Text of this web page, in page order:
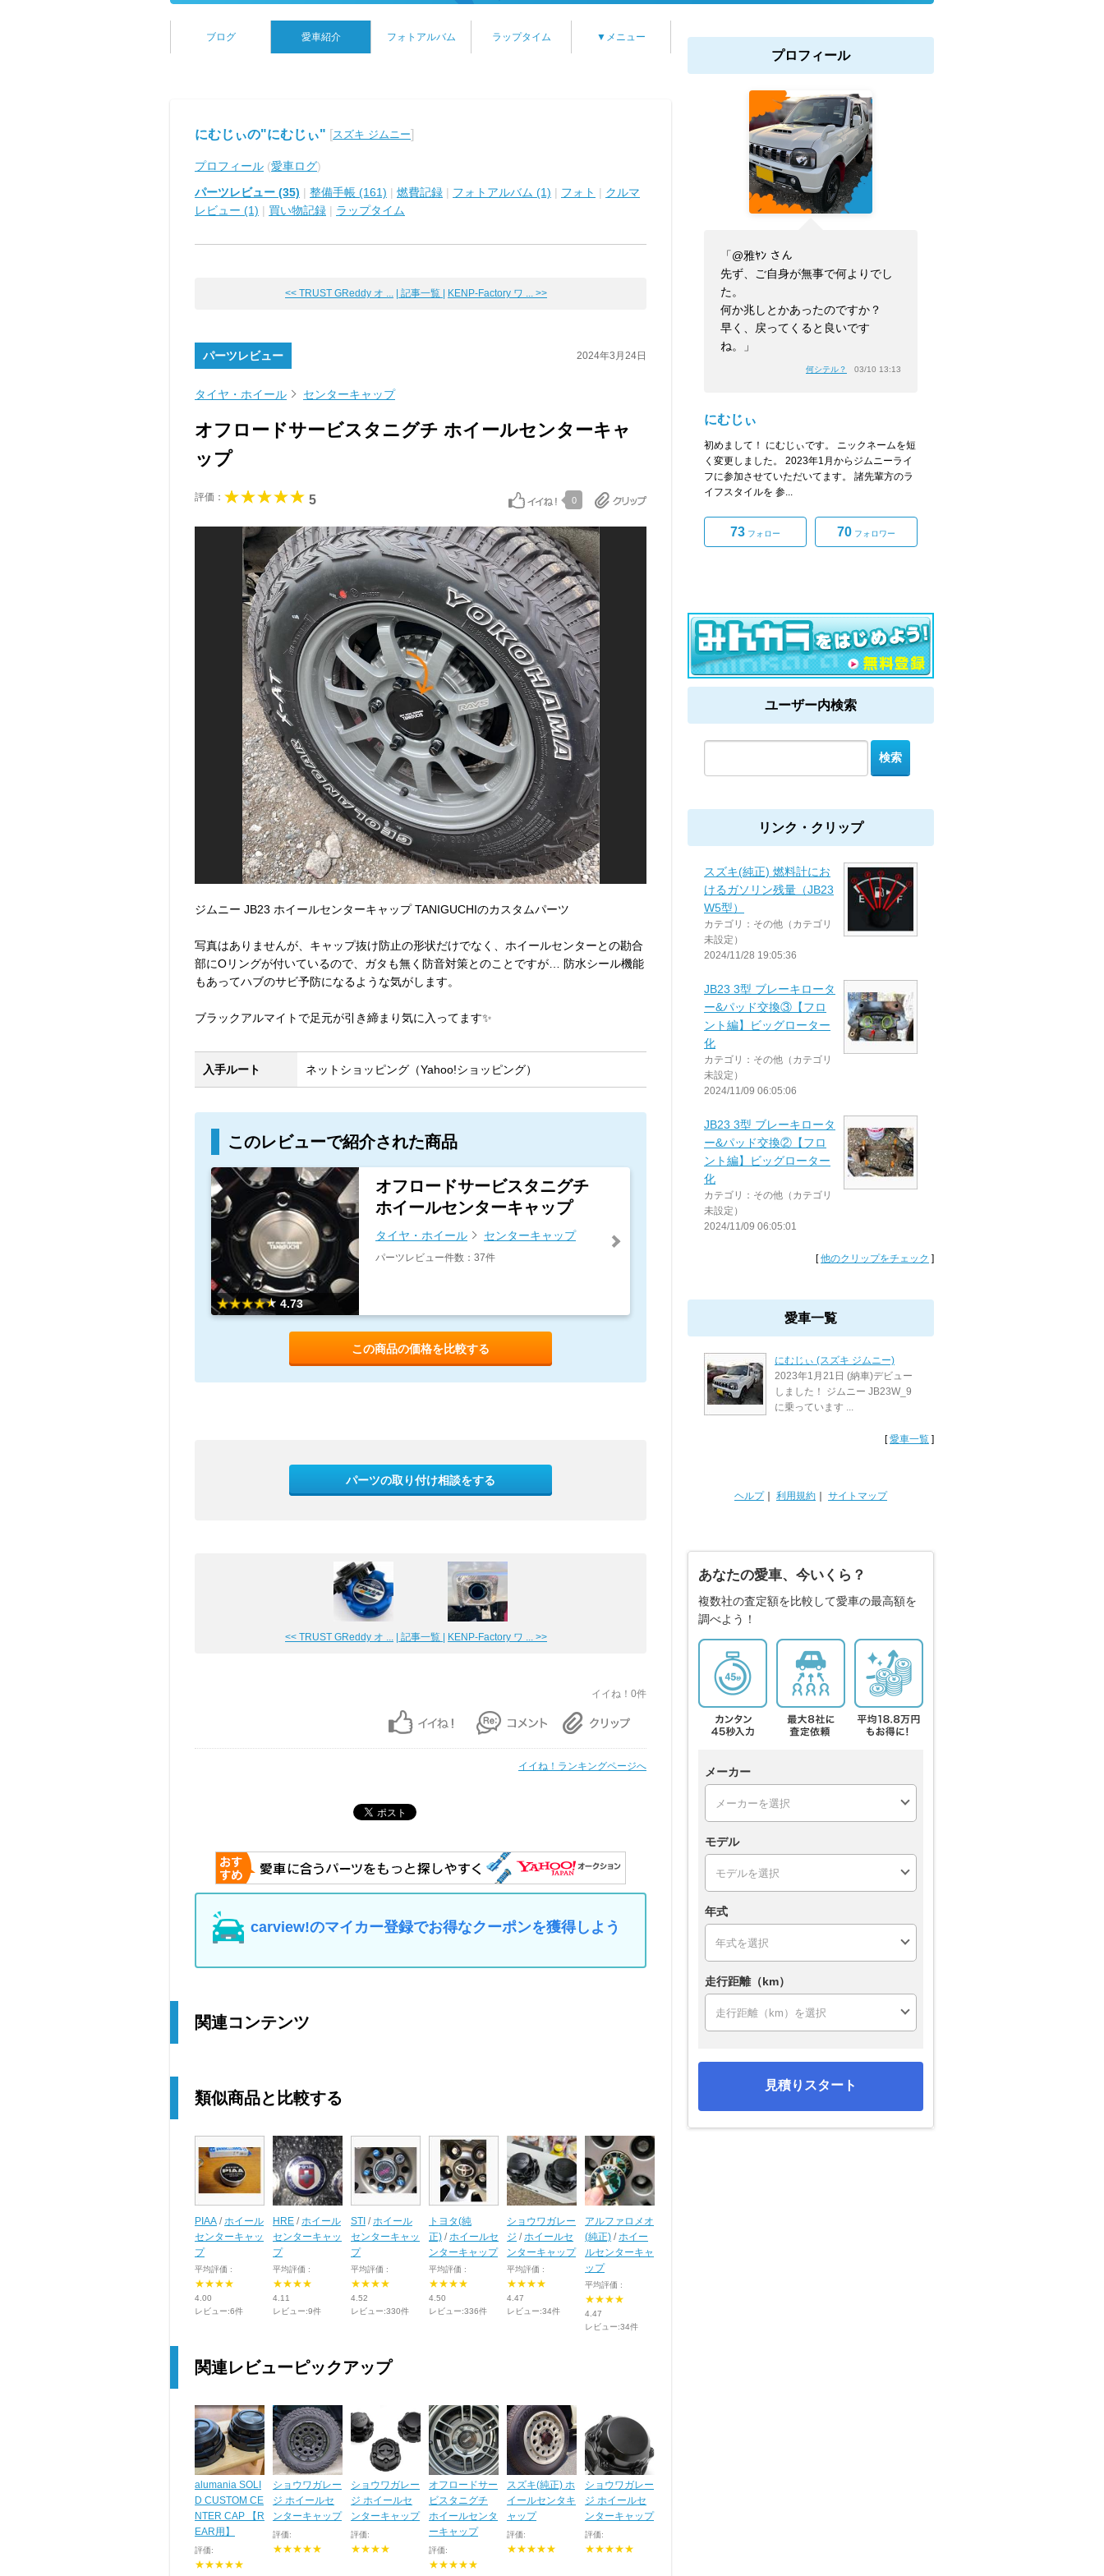
ブログ 愛車紹介 フォトアルバム ラップタイム ▼メニュー
にむじぃの"にむじぃ" [スズキ ジムニー]
プロフィール (愛車ログ)
パーツレビュー (35) | 整備手帳 (161) | 燃費記録 | フォトアルバム (1) | フォト | クルマ
レビュー (1) | 買い物記録 | ラップタイム
<< TRUST GReddy オ ... | 記事一覧 | KENP-Factory ワ ... >>
パーツレビュー 2024年3月24日
タイヤ・ホイール センターキャップ
オフロードサービスタニグチ ホイールセンターキャ
ップ
評価： 5 0
ジムニー JB23 ホイールセンターキャップ TANIGUCHIのカスタムパーツ
写真はありませんが、キャップ抜け防止の形状だけでなく、ホイールセンターとの勘合
部にOリングが付いているので、ガタも無く防音対策とのことですが… 防水シール機能
もあってハブのサビ予防になるような気がします。
ブラックアルマイトで足元が引き締まり気に入ってます✨️
入手ルート ネットショッピング（Yahoo!ショッピング）
このレビューで紹介された商品
4.73
オフロードサービスタニグチ
ホイールセンターキャップ
タイヤ・ホイール センターキャップ
パーツレビュー件数：37件
この商品の価格を比較する
パーツの取り付け相談をする
<< TRUST GReddy オ ... | 記事一覧 | KENP-Factory ワ ... >>
イイね！0件
イイね！ランキングページへ
carview!のマイカー登録でお得なクーポンを獲得しよう
関連コンテンツ
類似商品と比較する
PIAA / ホイール
センターキャッ
プ
平均評価 :
★★★★
4.00
レビュー:6件
HRE / ホイール
センターキャッ
プ
平均評価 :
★★★★
4.11
レビュー:9件
STI / ホイール
センターキャッ
プ
平均評価 :
★★★★
4.52
レビュー:330件
トヨタ(純
正) / ホイールセ
ンターキャップ
平均評価 :
★★★★
4.50
レビュー:336件
ショウワガレー
ジ / ホイールセ
ンターキャップ
平均評価 :
★★★★
4.47
レビュー:34件
アルファロメオ
(純正) / ホイー
ルセンターキャ
ップ
平均評価 :
★★★★
4.47
レビュー:34件
関連レビューピックアップ
alumania SOLI
D CUSTOM CE
NTER CAP 【R
EAR用】
評価:
★★★★★
ショウワガレー
ジ ホイールセ
ンターキャップ
評価:
★★★★★
ショウワガレー
ジ ホイールセ
ンターキャップ
評価:
★★★★
オフロードサー
ビスタニグチ
ホイールセンタ
ーキャップ
評価:
★★★★★
スズキ(純正) ホ
イールセンタキ
ャップ
評価:
★★★★★
ショウワガレー
ジ ホイールセ
ンターキャップ
評価:
★★★★★
プロフィール
「@雅ﾔﾝ さん
先ず、ご自身が無事で何よりでし
た。
何か兆しとかあったのですか？
早く、戻ってくると良いです
ね。」
何シテル？ 03/10 13:13
にむじぃ
初めまして！ にむじぃです。 ニックネームを短
く変更しました。 2023年1月からジムニーライ
フに参加させていただいてます。 諸先輩方のラ
イフスタイルを 参...
73 フォロー 70 フォロワー
ユーザー内検索
リンク・クリップ
スズキ(純正) 燃料計にお
けるガソリン残量（JB23
W5型）
カテゴリ：その他（カテゴリ
未設定）
2024/11/28 19:05:36
JB23 3型 ブレーキロータ
ー&パッド交換③【フロ
ント編】ビッグローター
化
カテゴリ：その他（カテゴリ
未設定）
2024/11/09 06:05:06
JB23 3型 ブレーキロータ
ー&パッド交換②【フロ
ント編】ビッグローター
化
カテゴリ：その他（カテゴリ
未設定）
2024/11/09 06:05:01
[他のクリップをチェック ]
愛車一覧
にむじぃ (スズキ ジムニー)
2023年1月21日 (納車)デビュー
しました！ ジムニー JB23W_9
に乗っています ...
[愛車一覧 ]
ヘルプ｜ 利用規約 サイトマップ
あなたの愛車、今いくら？
複数社の査定額を比較して愛車の最高額を
調べよう！
メーカー
モデル
年式
走行距離（km）
見積りスタート